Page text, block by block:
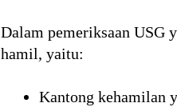
Dalam pemeriksaan USG
hamil, yaitu:
Kantong kehamilan